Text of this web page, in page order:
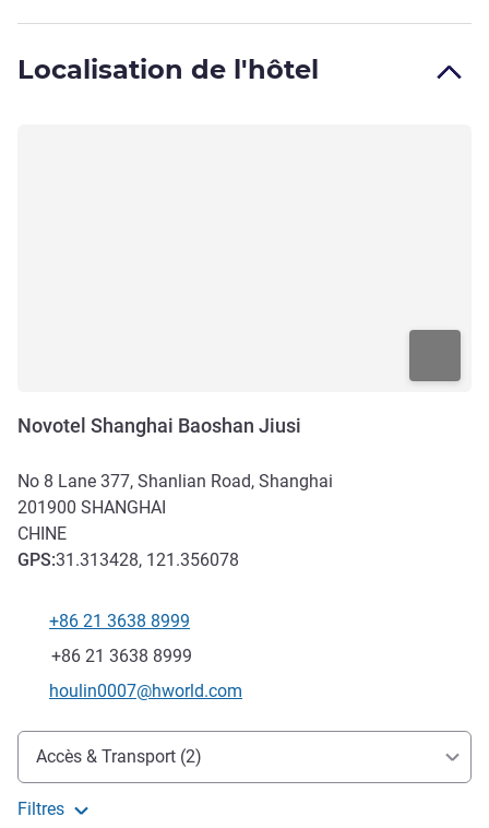
Localisation de l'hôtel
Novotel Shanghai Baoshan Jiusi
No 8 Lane 377, Shanlian Road, Shanghai
201900 SHANGHAI
CHINE
GPS:31.313428, 121.356078
Téléphone
+86 21 3638 8999
Fax
+86 21 3638 8999
Email de contact
houlin0007@hworld.com
Accès et transports
Accès & Transport (2)
Filtres